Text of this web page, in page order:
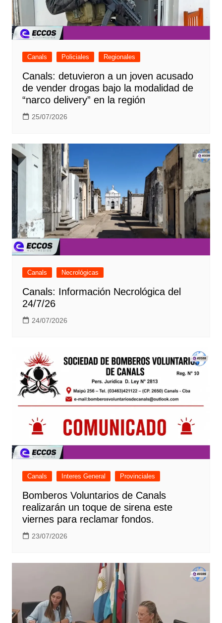
Canals Policiales Regionales
Canals: detuvieron a un joven acusado
de vender drogas bajo la modalidad de
“narco delivery” en la región
25/07/2026
Canals Necrológicas
Canals: Información Necrológica del
24/7/26
24/07/2026
Canals Interes General Provinciales
Bomberos Voluntarios de Canals
realizarán un toque de sirena este
viernes para reclamar fondos.
23/07/2026